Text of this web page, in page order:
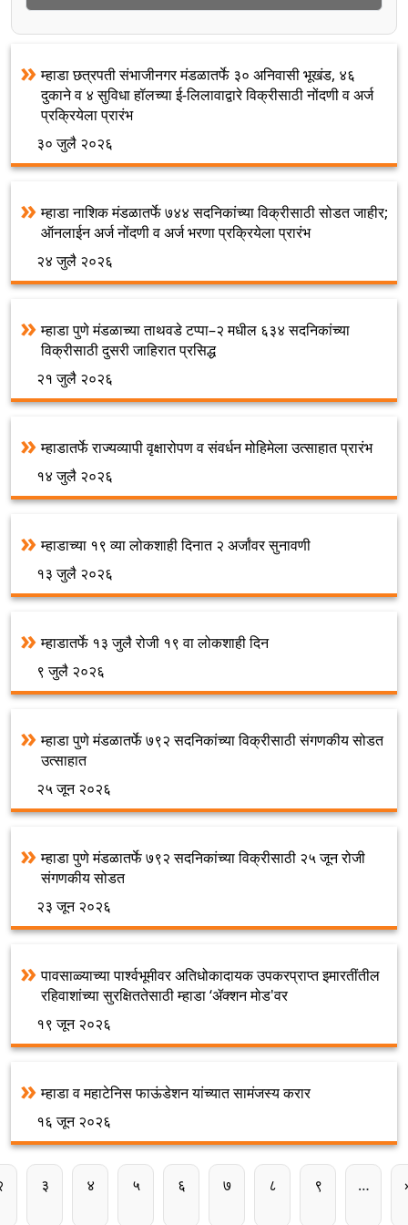
म्हाडा छत्रपती संभाजीनगर मंडळातर्फे ३० अनिवासी भूखंड, ४६
दुकाने व ४ सुविधा हॉलच्या ई-लिलावाद्वारे विक्रीसाठी नोंदणी व अर्ज
प्रक्रियेला प्रारंभ
३० जुलै २०२६
म्हाडा नाशिक मंडळातर्फे ७४४ सदनिकांच्या विक्रीसाठी सोडत जाहीर;
ऑनलाईन अर्ज नोंदणी व अर्ज भरणा प्रक्रियेला प्रारंभ
२४ जुलै २०२६
म्हाडा पुणे मंडळाच्या ताथवडे टप्पा–२ मधील ६३४ सदनिकांच्या
विक्रीसाठी दुसरी जाहिरात प्रसिद्ध
२१ जुलै २०२६
म्हाडातर्फे राज्यव्यापी वृक्षारोपण व संवर्धन मोहिमेला उत्साहात प्रारंभ
१४ जुलै २०२६
म्हाडाच्या १९ व्या लोकशाही दिनात २ अर्जांवर सुनावणी
१३ जुलै २०२६
म्हाडातर्फे १३ जुलै रोजी १९ वा लोकशाही दिन
९ जुलै २०२६
म्हाडा पुणे मंडळातर्फे ७९२ सदनिकांच्या विक्रीसाठी संगणकीय सोडत
उत्साहात
२५ जून २०२६
म्हाडा पुणे मंडळातर्फे ७९२ सदनिकांच्या विक्रीसाठी २५ जून रोजी
संगणकीय सोडत
२३ जून २०२६
पावसाळ्याच्या पार्श्वभूमीवर अतिधोकादायक उपकरप्राप्त इमारतींतील
रहिवाशांच्या सुरक्षिततेसाठी म्हाडा ‘ॲक्शन मोड'वर
१९ जून २०२६
म्हाडा व महाटेनिस फाऊंडेशन यांच्यात सामंजस्य करार
१६ जून २०२६
Pagination
पान
३ पान
४ पान
५ पान
६ पान
७ पान
८ पान
९ …